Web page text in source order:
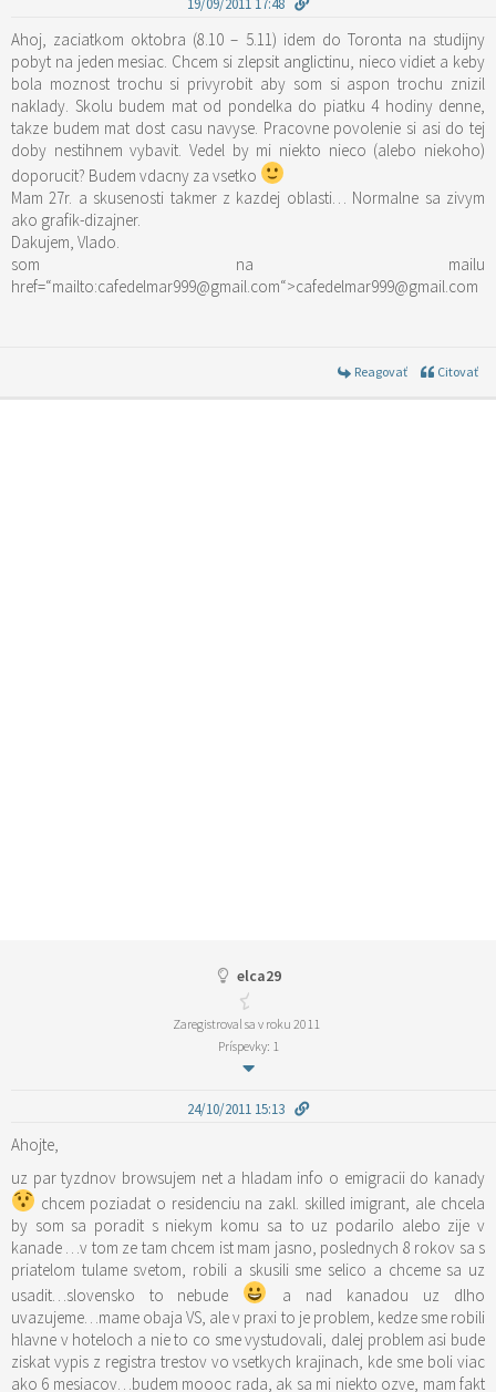
19/09/2011 17:48
Ahoj, zaciatkom oktobra (8.10 – 5.11) idem do Toronta na studijny
pobyt na jeden mesiac. Chcem si zlepsit anglictinu, nieco vidiet a keby
bola moznost trochu si privyrobit aby som si aspon trochu znizil
naklady. Skolu budem mat od pondelka do piatku 4 hodiny denne,
takze budem mat dost casu navyse. Pracovne povolenie si asi do tej
doby nestihnem vybavit. Vedel by mi niekto nieco (alebo niekoho)
doporucit? Budem vdacny za vsetko
Mam 27r. a skusenosti takmer z kazdej oblasti… Normalne sa zivym
ako grafik-dizajner.
Dakujem, Vlado.
som na mailu
href=“mailto:cafedelmar999@gmail.com“>cafedelmar999@gmail.com
Reagovať Citovať
elca29
Zaregistroval sa v roku 2011
Príspevky: 1
24/10/2011 15:13
Ahojte,
uz par tyzdnov browsujem net a hladam info o emigracii do kanady
by som sa poradit s niekym komu sa to uz podarilo alebo zije v
kanade …v tom ze tam chcem ist mam jasno, poslednych 8 rokov sa s
priatelom tulame svetom, robili a skusili sme selico a chceme sa uz
usadit…slovensko to nebude
uvazujeme…mame obaja VS, ale v praxi to je problem, kedze sme robili
hlavne v hoteloch a nie to co sme vystudovali, dalej problem asi bude
ziskat vypis z registra trestov vo vsetkych krajinach, kde sme boli viac
ako 6 mesiacov…budem moooc rada, ak sa mi niekto ozve, mam fakt